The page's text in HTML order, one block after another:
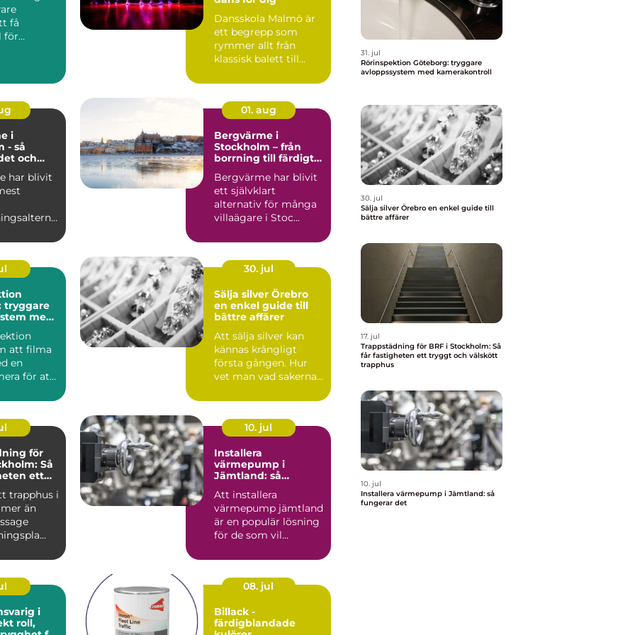
få
för
Dansskola Malmö är
ett begrepp som
rymmer allt från
klassisk balett till
i
- så
och
har blivit
01. aug
Bergvärme i
Stockholm – från
borrning till färdigt
Bergvärme har blivit
ett självklart
alternativ för många
villaägare i Stoc...
tryggare
med
att filma
en
för att
30. jul
Sälja silver Örebro
en enkel guide till
bättre affärer
Att sälja silver kan
kännas krångligt
första gången. Hur
vet man vad sakerna
m...
för
Så
ett
trapphus i
än
10. jul
Installera
värmepump i
Jämtland: så
Att installera
värmepump jämtland
är en populär lösning
för de som vil...
i
08. jul
Billack -
färdigblandade
31. jul
Rörinspektion Göteborg: tryggare
avloppssystem med kamerakontroll
30. jul
Sälja silver Örebro en enkel guide till
bättre affärer
17. jul
Trappstädning för BRF i Stockholm: Så
får fastigheten ett tryggt och välskött
trapphus
10. jul
Installera värmepump i Jämtland: så
fungerar det